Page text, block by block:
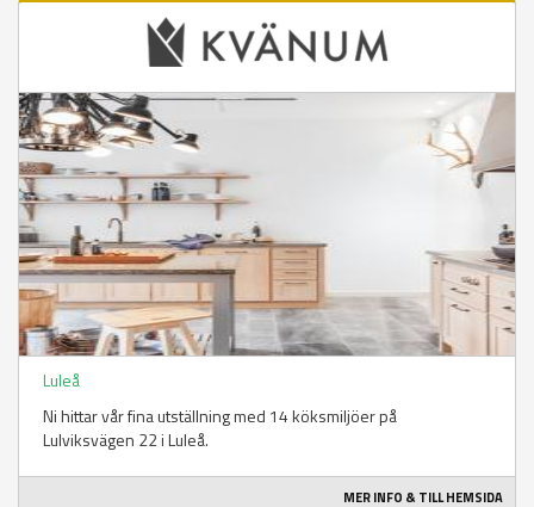
Luleå
Ni hittar vår fina utställning med 14 köksmiljöer på
Lulviksvägen 22 i Luleå.
MER INFO & TILL HEMSIDA